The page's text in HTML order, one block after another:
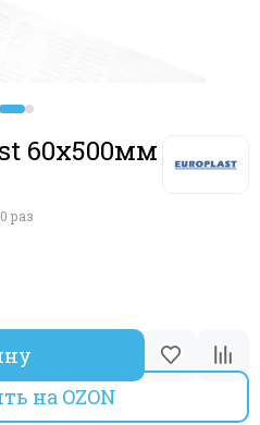
(Германия)
60х500мм
раз
на OZON